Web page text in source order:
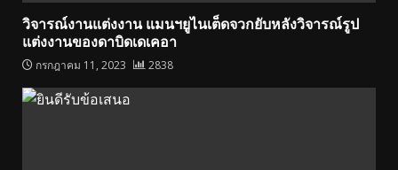
วิจารณ์งานแต่งงาน แมนฯยูไนเต็ดจวกยับหลังวิจารณ์รูป
แต่งงานของดาบิดเดเคอา
กรกฎาคม 11, 2023 2838